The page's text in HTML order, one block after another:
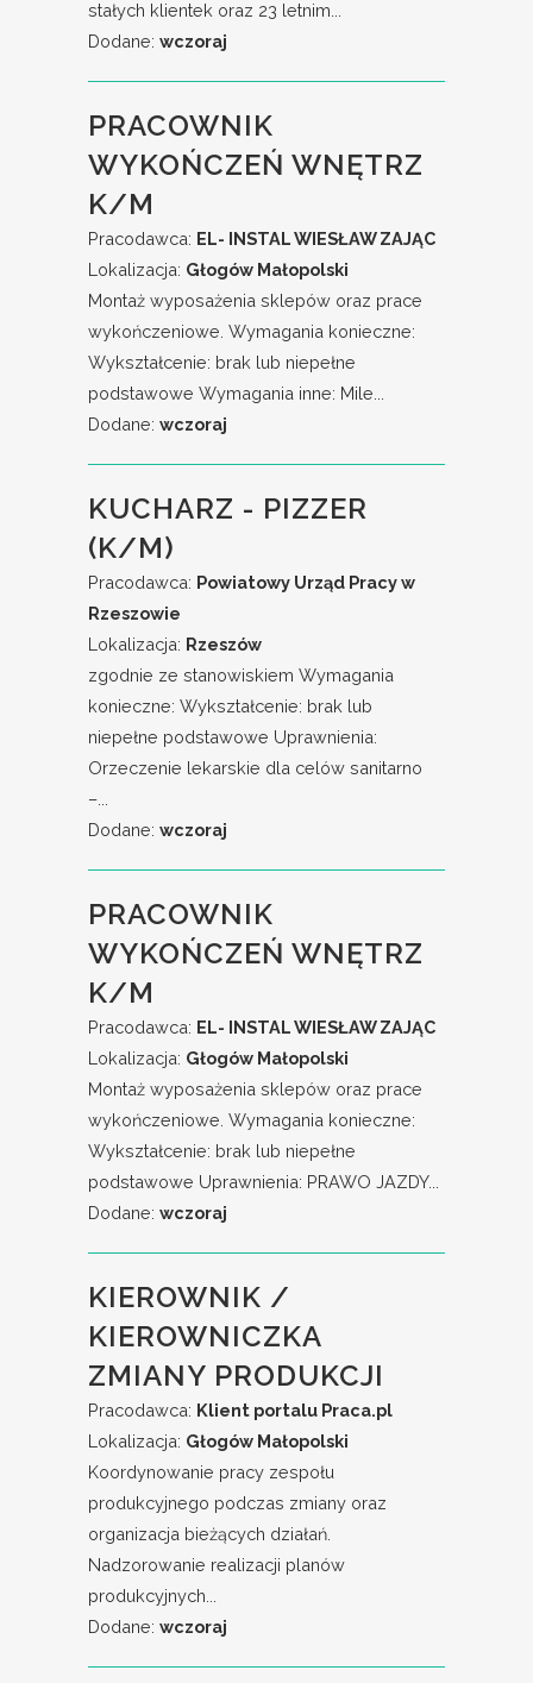
stałych klientek oraz 23 letnim...
Dodane: wczoraj
PRACOWNIK
WYKOŃCZEŃ WNĘTRZ
K/M
Pracodawca: EL- INSTAL WIESŁAW ZAJĄC
Lokalizacja: Głogów Małopolski
Montaż wyposażenia sklepów oraz prace
wykończeniowe. Wymagania konieczne:
Wykształcenie: brak lub niepełne
podstawowe Wymagania inne: Mile...
Dodane: wczoraj
KUCHARZ - PIZZER
(K/M)
Pracodawca: Powiatowy Urząd Pracy w
Rzeszowie
Lokalizacja: Rzeszów
zgodnie ze stanowiskiem Wymagania
konieczne: Wykształcenie: brak lub
niepełne podstawowe Uprawnienia:
Orzeczenie lekarskie dla celów sanitarno
–...
Dodane: wczoraj
PRACOWNIK
WYKOŃCZEŃ WNĘTRZ
K/M
Pracodawca: EL- INSTAL WIESŁAW ZAJĄC
Lokalizacja: Głogów Małopolski
Montaż wyposażenia sklepów oraz prace
wykończeniowe. Wymagania konieczne:
Wykształcenie: brak lub niepełne
podstawowe Uprawnienia: PRAWO JAZDY...
Dodane: wczoraj
KIEROWNIK /
KIEROWNICZKA
ZMIANY PRODUKCJI
Pracodawca: Klient portalu Praca.pl
Lokalizacja: Głogów Małopolski
Koordynowanie pracy zespołu
produkcyjnego podczas zmiany oraz
organizacja bieżących działań.
Nadzorowanie realizacji planów
produkcyjnych...
Dodane: wczoraj